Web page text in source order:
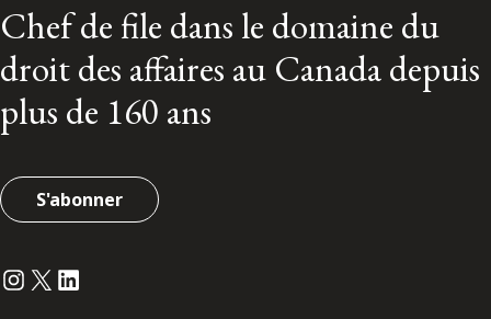
Chef de file dans le domaine du
droit des affaires au Canada depuis
plus de 160 ans
S'abonner
Instagram
Twitter
LinkedIn